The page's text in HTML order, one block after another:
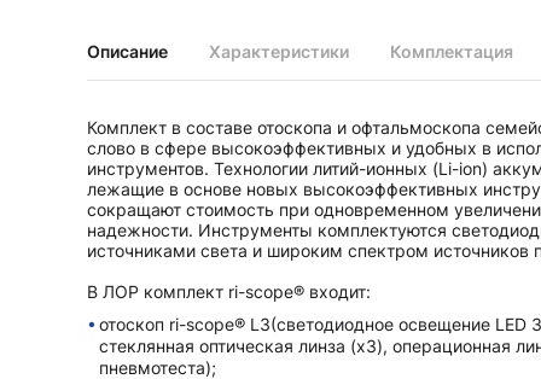
Ретиноскопы и наборы ri-vision
Запасные части для стетоскопов
Стетоскопы
Описание Характеристики Комплектация
Комплект в составе отоскопа и офтальмоскопа
слово в сфере высокоэффективных и удобных в
инструментов. Технологии литий-ионных (Li-ion)
лежащие в основе новых высокоэффективных
сокращают стоимость при одновременном
надежности. Инструменты комплектуются
источниками света и широким спектром источников
В ЛОР комплект ri-scope® входит:
отоскоп ri-scope® L3(светодиодное освещение LED
стеклянная оптическая линза (х3), операционная
пневмотеста);